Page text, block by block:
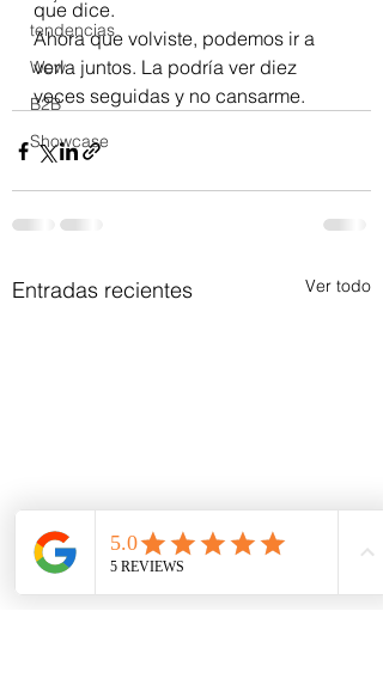
tendencias
Wow
B2B
Showcase
que dice.
Ahora que volviste, podemos ir a
verla juntos. La podría ver diez
veces seguidas y no cansarme.
Entradas recientes Ver todo